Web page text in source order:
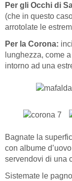
Per gli Occhi di
(che in questo
arrotolate le
Per la Corona:
lunghezza, come
intorno ad una
Bagnate la
con albume
servendovi di una
Sistemate le